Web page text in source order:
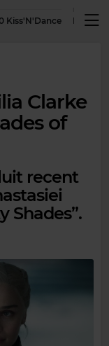
Kiss'N'Dance
Clarke
of
recent
Shades”.